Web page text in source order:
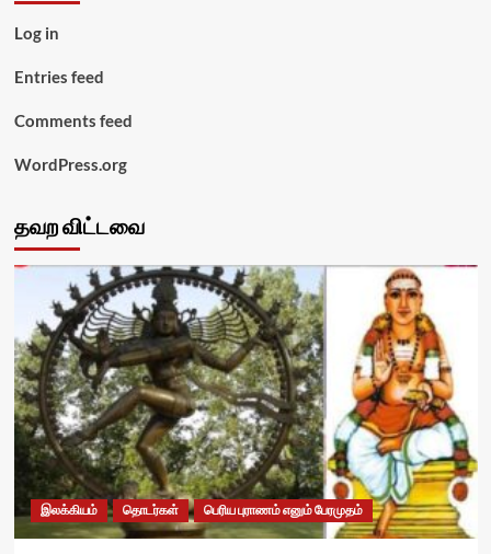
Log in
Entries feed
Comments feed
WordPress.org
தவற விட்டவை
இலக்கியம் தொடர்கள் பெரிய புராணம் எனும் பேரமுதம்